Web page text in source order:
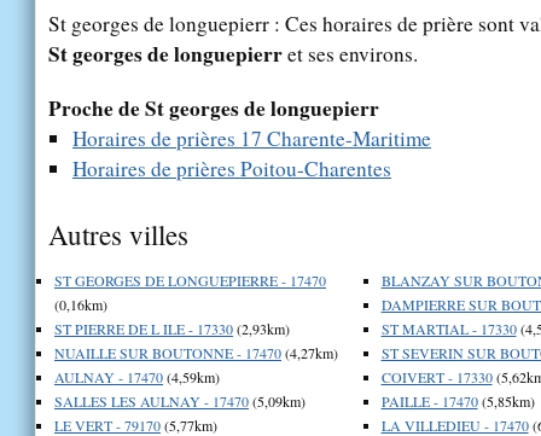
St georges de longuepierr : Ces horaires de prière sont
St georges de longuepierret ses environs.
Proche de St georges de longuepierr
Horaires de prières 17 Charente-Maritime
Horaires de prières Poitou-Charentes
Autres villes
ST GEORGES DE LONGUEPIERRE - 17470
(0,16km)
ST PIERRE DE L ILE - 17330(2,93km)
NUAILLE SUR BOUTONNE - 17470(4,27km)
AULNAY - 17470(4,59km)
SALLES LES AULNAY - 17470(5,09km)
LE VERT - 79170(5,77km)
BLANZAY SUR
DAMPIERRE SUR
ST MARTIAL - 17330
ST SEVERIN SUR
COIVERT - 17330
PAILLE - 17470(5,85km)
LA VILLEDIEU - 17470